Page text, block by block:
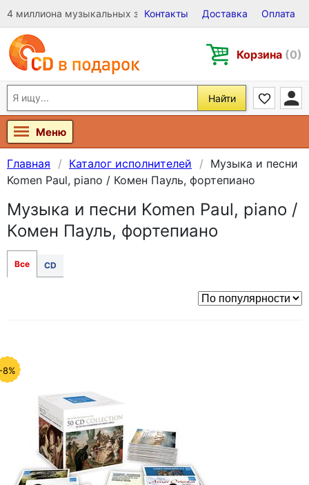
4 миллиона музыкальных записей на Виниле, CD и DVD
Контакты Доставка Оплата
Корзина (0)
Найти
Меню
Главная Каталог исполнителей
Музыка и песни
Komen Paul, piano / Комен Пауль, фортепиано
Музыка и песни Komen Paul, piano /
Комен Пауль, фортепиано
Все CD
8%